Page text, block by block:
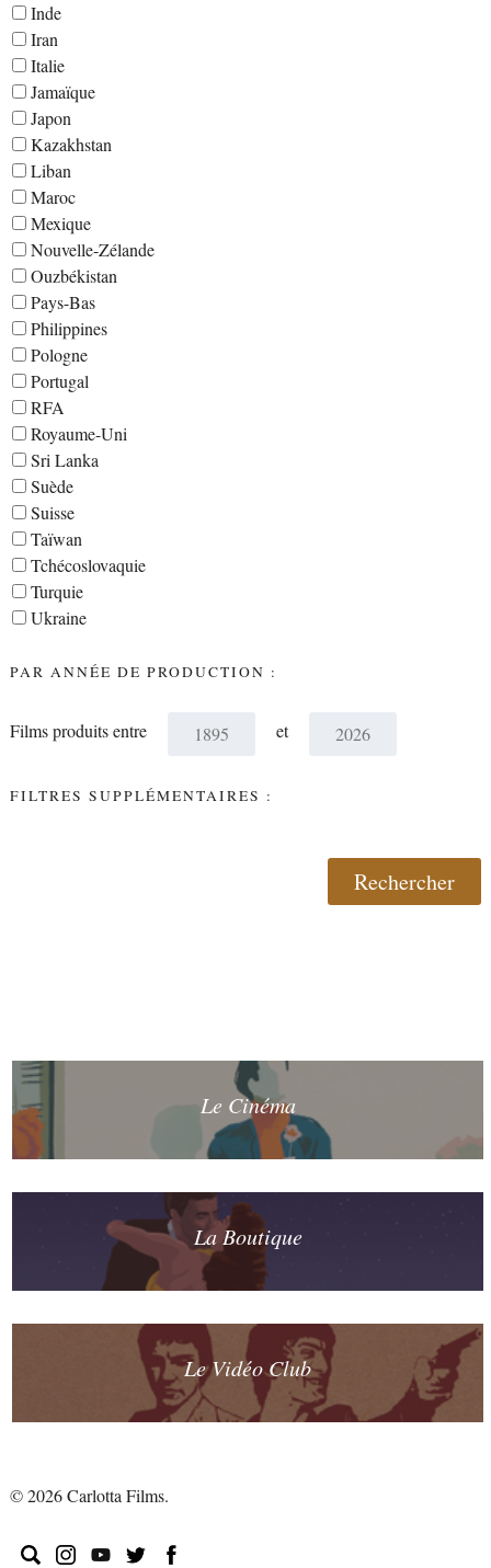
Inde
Iran
Italie
Jamaïque
Japon
Kazakhstan
Liban
Maroc
Mexique
Nouvelle-Zélande
Ouzbékistan
Pays-Bas
Philippines
Pologne
Portugal
RFA
Royaume-Uni
Sri Lanka
Suède
Suisse
Taïwan
Tchécoslovaquie
Turquie
Ukraine
PAR ANNÉE DE PRODUCTION :
Films produits entre et
FILTRES SUPPLÉMENTAIRES :
Le Cinéma
La Boutique
Le Vidéo Club
© 2026 Carlotta Films.